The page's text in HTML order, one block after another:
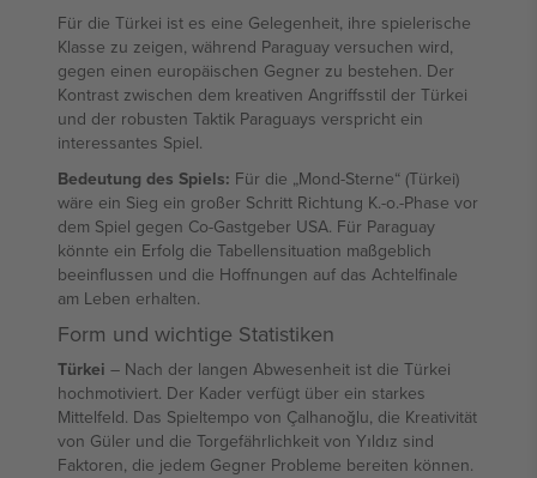
Für die Türkei ist es eine Gelegenheit, ihre spielerische
Klasse zu zeigen, während Paraguay versuchen wird,
gegen einen europäischen Gegner zu bestehen. Der
Kontrast zwischen dem kreativen Angriffsstil der Türkei
und der robusten Taktik Paraguays verspricht ein
interessantes Spiel.
Bedeutung des Spiels: Für die „Mond-Sterne“ (Türkei)
wäre ein Sieg ein großer Schritt Richtung K.-o.-Phase vor
dem Spiel gegen Co-Gastgeber USA. Für Paraguay
könnte ein Erfolg die Tabellensituation maßgeblich
beeinflussen und die Hoffnungen auf das Achtelfinale
am Leben erhalten.
Form und wichtige Statistiken
Türkei – Nach der langen Abwesenheit ist die Türkei
hochmotiviert. Der Kader verfügt über ein starkes
Mittelfeld. Das Spieltempo von Çalhanoğlu, die Kreativität
von Güler und die Torgefährlichkeit von Yıldız sind
Faktoren, die jedem Gegner Probleme bereiten können.